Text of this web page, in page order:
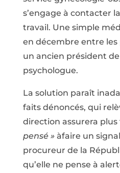
s’engage à contacter
travail. Une simple
en décembre entre
un ancien président
psychologue.
La solution paraît
faits dénoncés, qui
direction assurera plus
pensé » àfaire un
procureur de la
qu’elle ne pense à